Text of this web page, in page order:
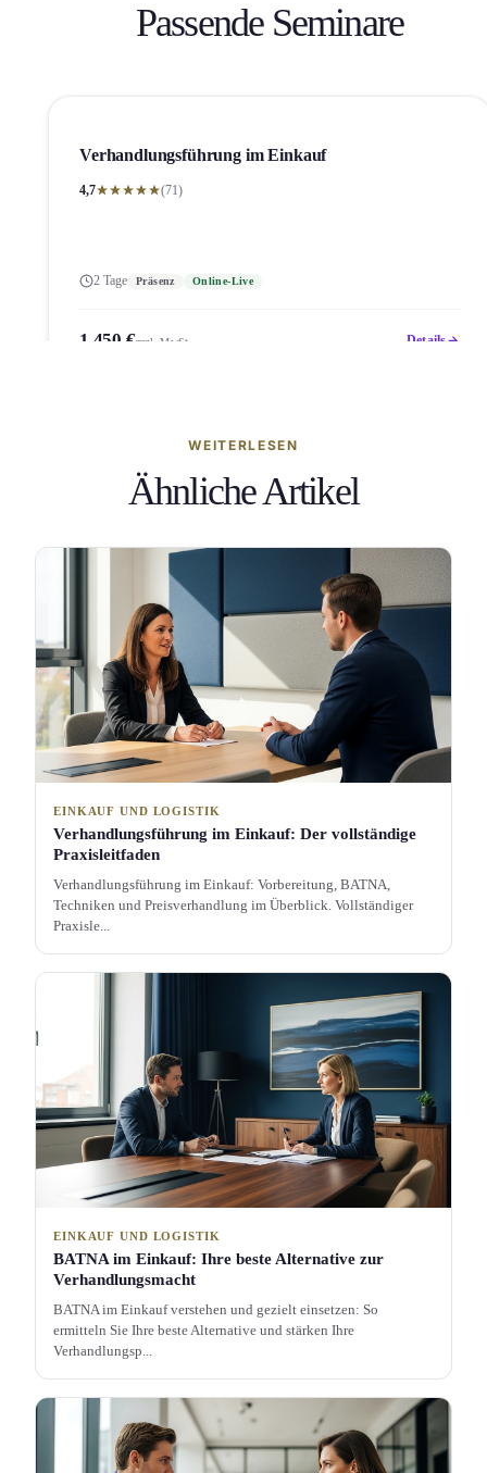
Passende Seminare
Verhandlungs­führung im Einkauf
4,7 (71)
2 Tage Präsenz Online-Live
1.450 €zzgl. MwSt. Details
WEITERLESEN
Ähnliche Artikel
EINKAUF UND LOGISTIK
Verhandlungs­führung im Einkauf: Der vollständige
Praxisleitfaden
Verhandlungs­führung im Einkauf: Vorbereitung, BATNA,
Techniken und Preisverhandlung im Überblick. Vollständiger
Praxisle...
EINKAUF UND LOGISTIK
BATNA im Einkauf: Ihre beste Alternative zur
Verhandlungs­macht
BATNA im Einkauf verstehen und gezielt einsetzen: So
ermitteln Sie Ihre beste Alternative und stärken Ihre
Verhandlungs­p...